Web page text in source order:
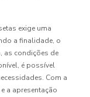
exige uma
a finalidade, o
as condições de
é possível
Com a
a apresentação